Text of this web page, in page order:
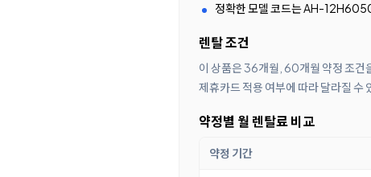
정확한 모델 코드는 AH-
렌탈 조건
이 상품은 36개월, 60개월 약정 조건
제휴카드 적용 여부에 따라 달라질 수
약정별 월 렌탈료 비교
약정 기간